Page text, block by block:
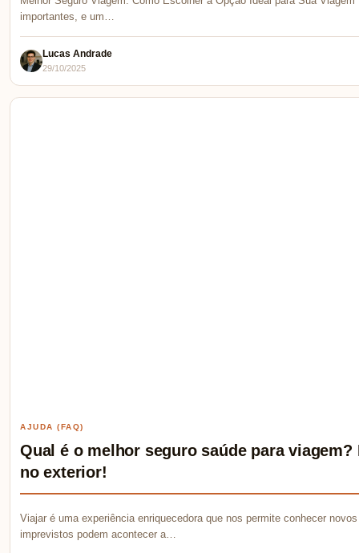
importantes, e um…
Lucas Andrade
29/10/2025
AJUDA (FAQ)
Qual é o melhor seguro saúde para
no exterior!
Viajar é uma experiência enriquecedora que nos permite conhecer
imprevistos podem acontecer a…